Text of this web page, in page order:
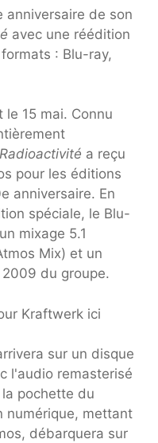
anniversaire de son
avec une réédition
: Blu-ray,
15 mai. Connu
Radioactivité a reçu
pour les éditions
anniversaire. En
spéciale, le Blu-
mixage 5.1
Mix) et un
du groupe.
Kraftwerk ici
sur un disque
l'audio remasterisé
pochette du
numérique, mettant
débarquera sur